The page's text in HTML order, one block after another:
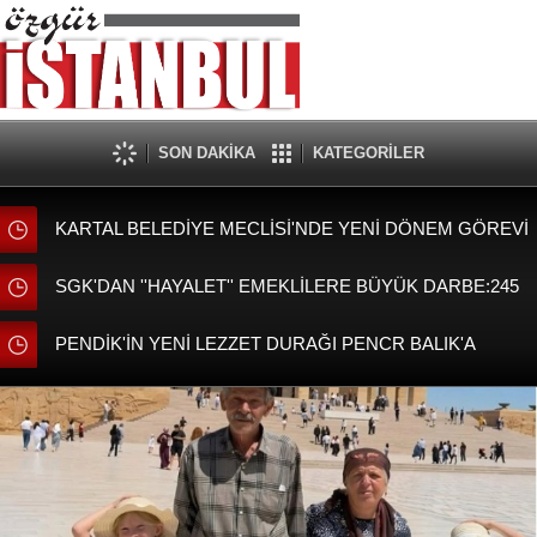
SON DAKİKA KATEGORİLER
KARTAL BELEDİYE MECLİSİ'NDE YENİ DÖNEM GÖREVİ
DAĞILIMI BELLİ OLDU
SGK'DAN ''HAYALET'' EMEKLİLERE BÜYÜK DARBE:245
BİN KİŞİNİ MAAŞI KESİLDİ!
PENDİK'İN YENİ LEZZET DURAĞI PENCR BALIK'A
BAŞKAN AHMET CİN'DEN ZİYARET